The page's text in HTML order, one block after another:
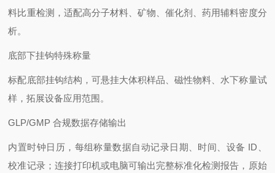
料比重检测，适配高分子材料、矿物、催化剂、药用辅料密度分
析。
底部下挂钩特殊称量
标配底部挂钩结构，可悬挂大体积样品、磁性物料、水下称量试
样，拓展设备应用范围。
GLP/GMP 合规数据存储输出
内置时钟日历，每组称量数据自动记录日期、时间、设备 ID、
校准记录；连接打印机或电脑可输出完整标准化检测报告，原始